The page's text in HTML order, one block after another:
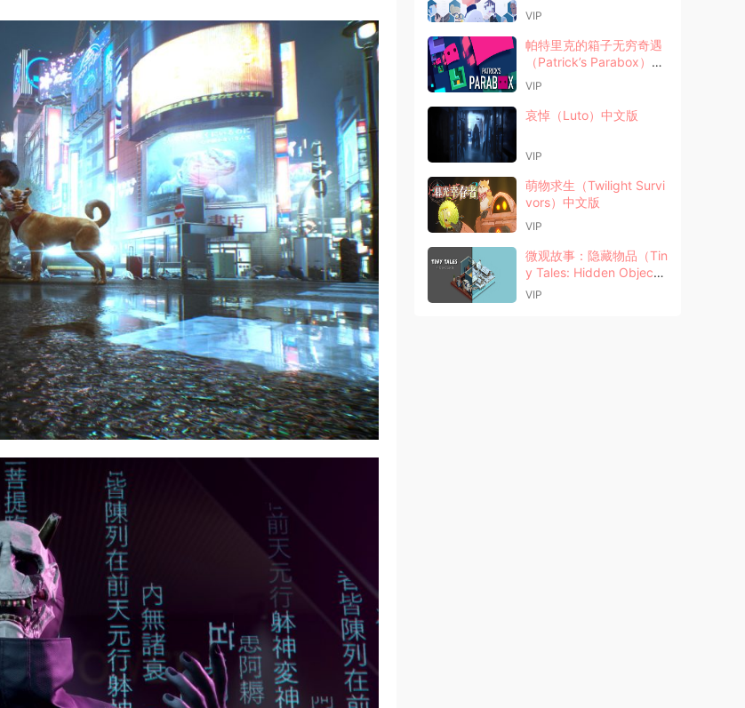
VIP
帕特里克的箱子无穷奇遇
（Patrick’s Parabox）中
文版
VIP
哀悼（Luto）中文版
VIP
萌物求生（Twilight Survi
vors）中文版
VIP
微观故事：隐藏物品（Tin
y Tales: Hidden Object
s）中文版
VIP